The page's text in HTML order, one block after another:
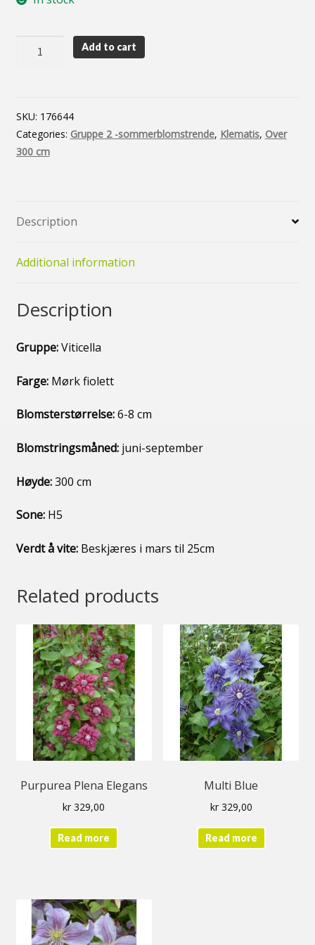
Vårløk og knoller
Min konto
Add to cart
SKU: 176644
Categories: Gruppe 2 -sommerblomstrende, Klematis, Over
300 cm
Description
Additional information
Description
Gruppe:Viticella
Farge: Mørk fiolett
Blomsterstørrelse:6-8 cm
Blomstringsmåned:juni-september
Høyde:300 cm
Sone: H5
Verdt å vite: Beskjæres i mars til 25cm
Related products
Purpurea Plena Elegans
kr 329,00
Read more
Multi Blue
kr329,00
Read more